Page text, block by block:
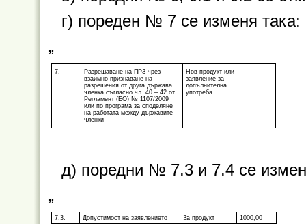
г) пореден № 7 се изменя така:
„
7.
Разрешаване на ПРЗ чрез
взаимно признаване на
разрешения от друга държава
членка съгласно чл. 40 – 42 от
Регламент (ЕО) № 1107/2009
или по програма за споделяне
на работата между държавите
членки
Нов продукт или
заявление за
допълнителна
употреба
д) поредни № 7.3 и 7.4 се
„
7.3. Допустимост на заявлението За продукт
1000,00